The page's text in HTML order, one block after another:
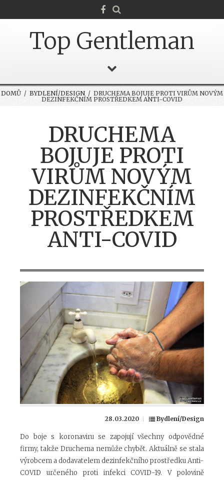
Top Gentleman
DOMŮ / BYDLENÍ/DESIGN / DRUCHEMA BOJUJE PROTI VIRŮM NOVÝM
DEZINFEKČNÍM PROSTŘEDKEM ANTI-COVID
DRUCHEMA
BOJUJE PROTI
VIRŮM NOVÝM
DEZINFEKČNÍM
PROSTŘEDKEM
ANTI-COVID
28.03.2020 Bydlení/Design
Do boje s koronaviru se zapojují všechny odpovědné
firmy, takže Druchema nemůže chybět. Aktuálně se stala
výrobcem a dodavatelem dezinfekčního prostředku Anti-
COVID určeného proti infekci COVID-19. V polovině